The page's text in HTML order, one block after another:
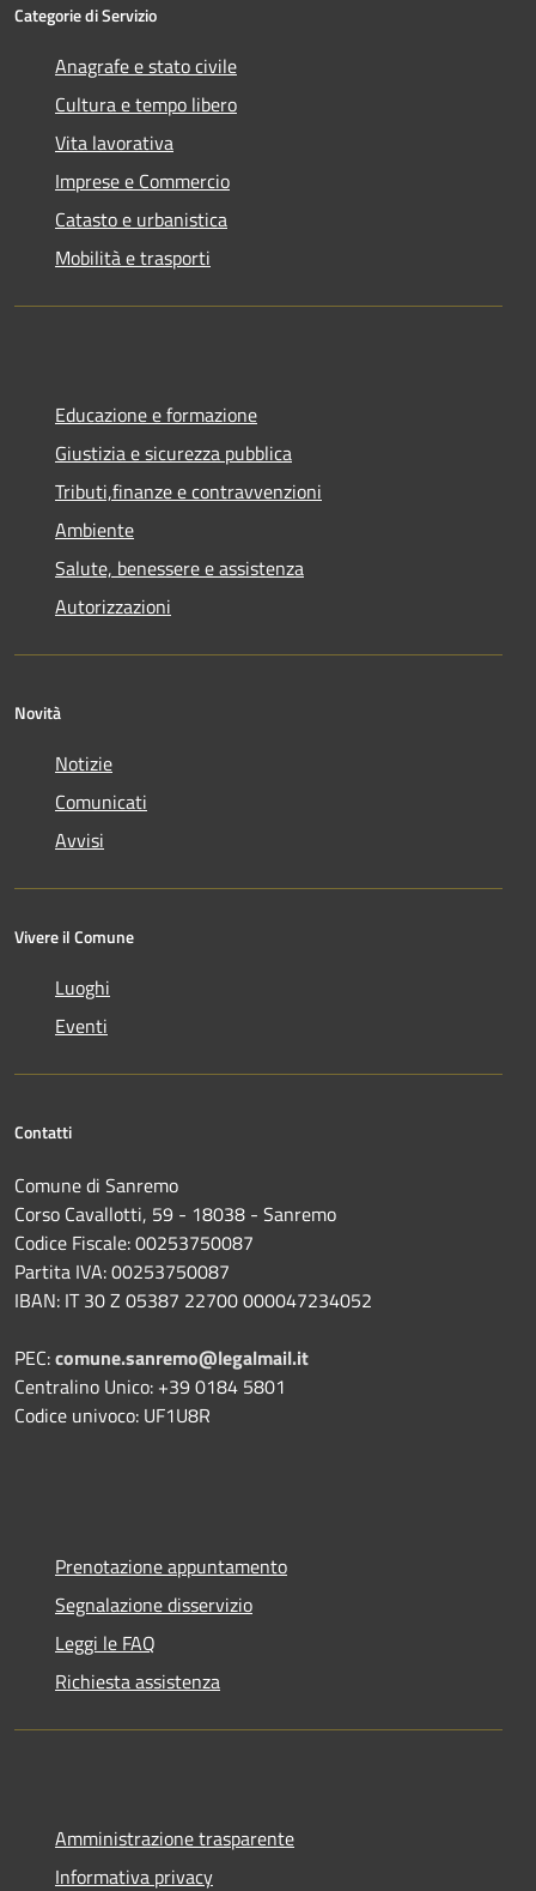
Categorie di Servizio
Anagrafe e stato civile
Cultura e tempo libero
Vita lavorativa
Imprese e Commercio
Catasto e urbanistica
Mobilità e trasporti
Educazione e formazione
Giustizia e sicurezza pubblica
Tributi,finanze e contravvenzioni
Ambiente
Salute, benessere e assistenza
Autorizzazioni
Novità
Notizie
Comunicati
Avvisi
Vivere il Comune
Luoghi
Eventi
Contatti
Comune di Sanremo
Corso Cavallotti, 59 - 18038 - Sanremo
Codice Fiscale: 00253750087
Partita IVA: 00253750087
IBAN: IT 30 Z 05387 22700 000047234052
PEC:comune.sanremo@legalmail.it
Centralino Unico: +39 0184 5801
Codice univoco: UF1U8R
Prenotazione appuntamento
Segnalazione disservizio
Leggi le FAQ
Richiesta assistenza
Amministrazione trasparente
Informativa privacy